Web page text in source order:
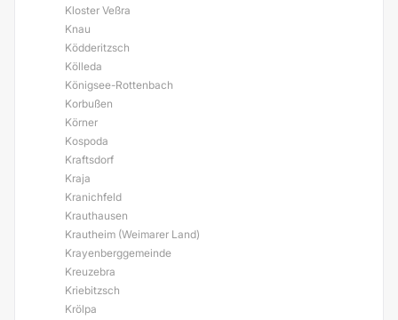
Kloster Veßra
Knau
Ködderitzsch
Kölleda
Königsee-Rottenbach
Korbußen
Körner
Kospoda
Kraftsdorf
Kraja
Kranichfeld
Krauthausen
Krautheim (Weimarer Land)
Krayenberggemeinde
Kreuzebra
Kriebitzsch
Krölpa